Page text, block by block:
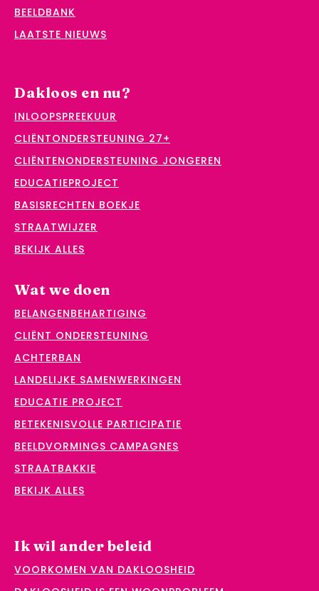
BEELDBANK
LAATSTE NIEUWS
Dakloos en nu?
INLOOPSPREEKUUR
CLIËNTONDERSTEUNING 27+
CLIËNTENONDERSTEUNING JONGEREN
EDUCATIEPROJECT
BASISRECHTEN BOEKJE
STRAATWIJZER
BEKIJK ALLES
Wat we doen
BELANGENBEHARTIGING
CLIËNT ONDERSTEUNING
ACHTERBAN
LANDELIJKE SAMENWERKINGEN
EDUCATIE PROJECT
BETEKENISVOLLE PARTICIPATIE
BEELDVORMINGS CAMPAGNES
STRAATBAKKIE
BEKIJK ALLES
Ik wil ander beleid
VOORKOMEN VAN DAKLOOSHEID